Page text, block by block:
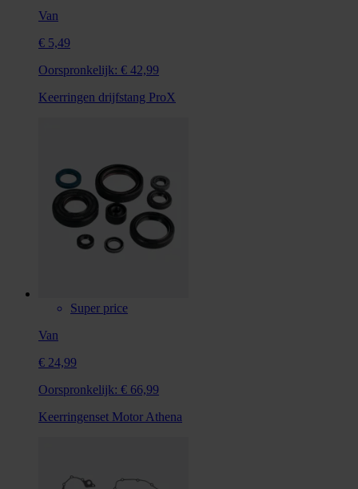
Van
€ 5,49
Oorspronkelijk: € 42,99
Keerringen drijfstang ProX
Super price
Van
€ 24,99
Oorspronkelijk: € 66,99
Keerringenset Motor Athena